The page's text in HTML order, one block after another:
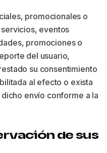
promocionales o
eventos
promociones o
del usuario,
su consentimiento
al efecto o exista
envío conforme a la
de sus